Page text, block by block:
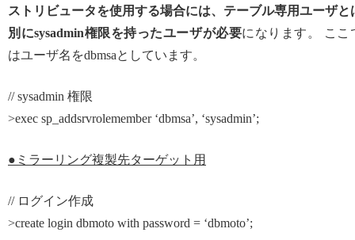
ストリビュータを使用する場合には、テーブル専用ユーザと
別にsysadmin権限を持ったユーザが必要になります。 ここ
はユーザ名をdbmsaとしています。
// sysadmin 権限
>exec sp_addsrvrolemember ‘dbmsa’, ‘sysadmin’;
●ミラーリング複製先ターゲット用
// ログイン作成
>create login dbmoto with password = ‘dbmoto’;